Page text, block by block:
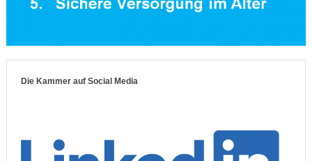
Die Kammer auf Social Media